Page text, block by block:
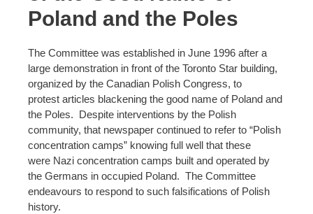
Poland and the Poles
The Committee was established in June 1996 after a
large demonstration in front of the Toronto Star building,
organized by the Canadian Polish Congress, to
protest articles blackening the good name of Poland and
the Poles. Despite interventions by the Polish
community, that newspaper continued to refer to “Polish
concentration camps” knowing full well that these
were Nazi concentration camps built and operated by
the Germans in occupied Poland. The Committee
endeavours to respond to such falsifications of Polish
history.